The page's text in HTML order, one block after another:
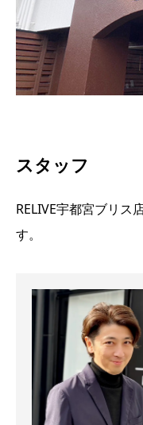
スタッフ
RELIVE宇都宮ブリス
す。